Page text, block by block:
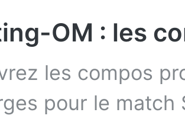
OM : les
les compos
pour le